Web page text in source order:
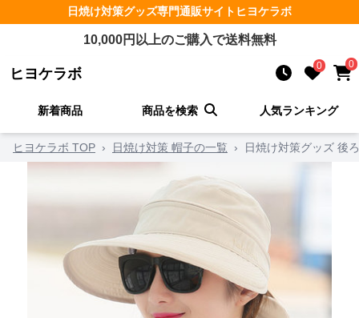
日焼け対策グッズ専門通販サイト ヒヨケラボ
10,000円以上のご購入で送料無料
ヒヨケラボ 0 0
新着商品 商品を検索 人気ランキング
ヒヨケラボ TOP › 日焼け対策 帽子の一覧 › 日焼け対策グッズ 後